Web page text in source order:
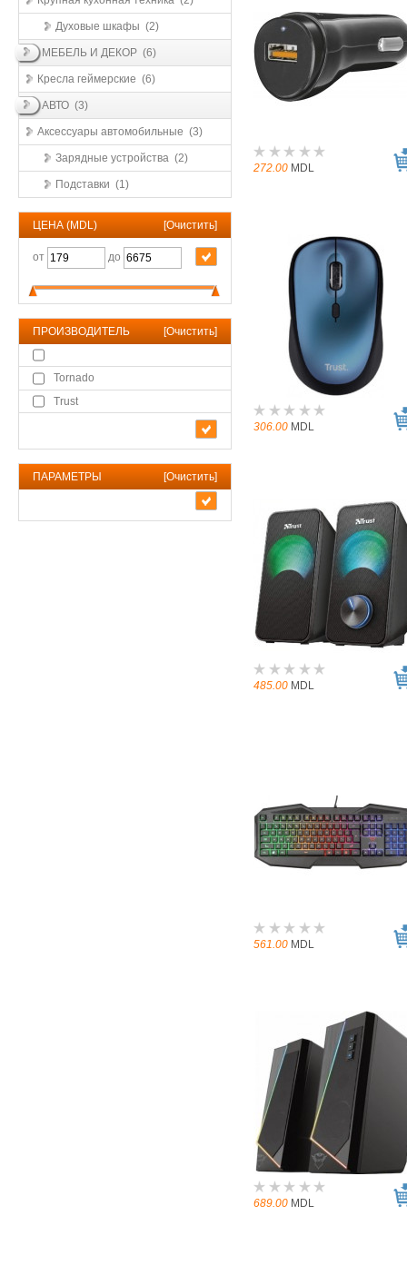
Духовые шкафы (2)
МЕБЕЛЬ И ДЕКОР (6)
Кресла геймерские (6)
АВТО (3)
Аксессуары автомобильные (3)
Зарядные устройства (2)
Подставки (1)
ЦЕНА (MDL) [Очистить]
от до
ПРОИЗВОДИТЕЛЬ [Очистить]
Tornado
Trust
ПАРАМЕТРЫ [Очистить]
272.00 MDL
306.00 MDL
485.00 MDL
561.00 MDL
689.00 MDL